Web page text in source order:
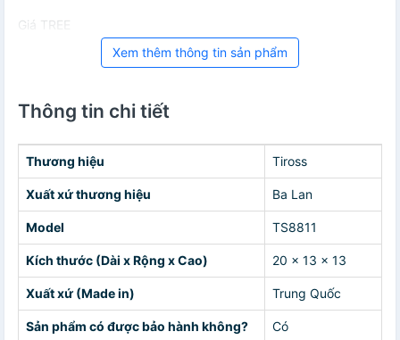
Giá TREE
Xem thêm thông tin sản phẩm
Thông tin chi tiết
Thương hiệu Tiross
Xuất xứ thương hiệu Ba Lan
Model TS8811
Kích thước (Dài x Rộng x Cao) 20 x 13 x 13
Xuất xứ (Made in) Trung Quốc
Sản phẩm có được bảo hành không? Có